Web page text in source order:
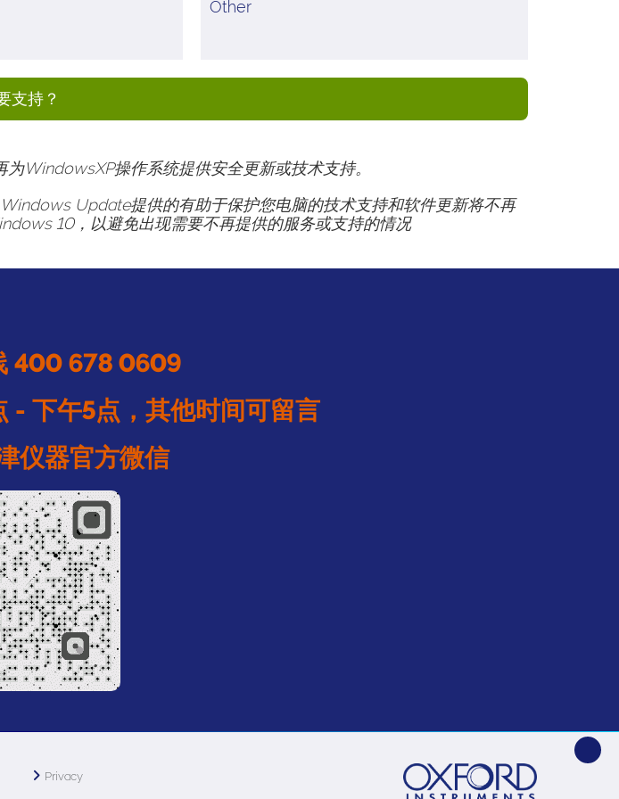
Other
支持？
为WindowsXP操作系统提供安全更新或技术支持。
Update提供的有助于保护您电脑的技术支持和软件更新将不再
10，以避免出现需要不再提供的服务或支持的情况
400 678 0609
- 下午5点，其他时间可留言
仪器官方微信
Privacy